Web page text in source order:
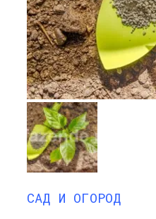
САД И ОГОРОД